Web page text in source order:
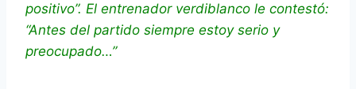
positivo”. El entrenador verdiblanco le contestó:
“Antes del partido siempre estoy serio y
preocupado…”